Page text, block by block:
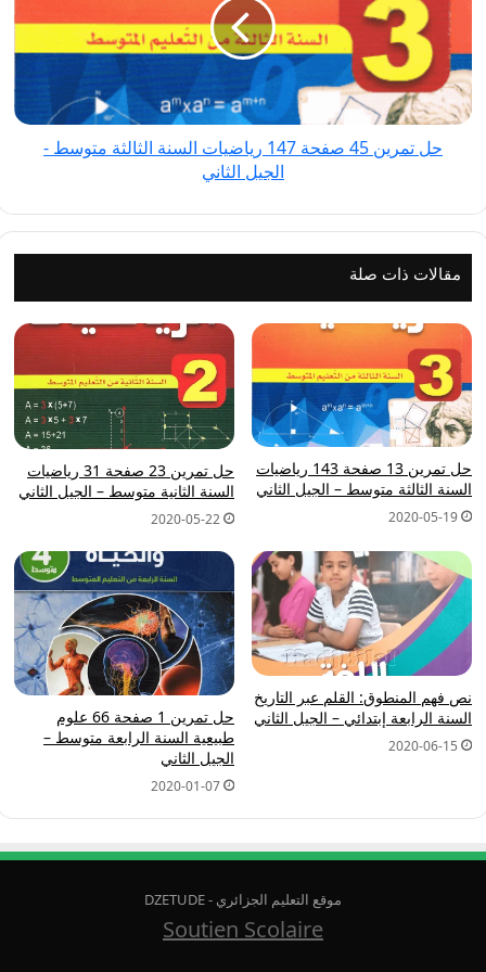
صفحة
147
رياضيات
السنة
الثالثة
متوسط
الثاني
حل تمرين 45 صفحة 147 رياضيات السنة الثالثة متوسط -
الجيل الثاني
مقالات ذات صلة
حل تمرين 13 صفحة 143 رياضيات
السنة الثالثة متوسط – الجيل الثاني
2020-05-19
حل تمرين 23 صفحة 31 رياضيات
السنة الثانية متوسط – الجيل الثاني
2020-05-22
نص فهم المنطوق: القلم عبر التاريخ
السنة الرابعة إبتدائي – الجيل الثاني
2020-06-15
حل تمرين 1 صفحة 66 علوم
طبيعية السنة الرابعة متوسط –
الجيل الثاني
2020-01-07
موقع التعليم الجزائري - DZETUDE
Soutien Scolaire